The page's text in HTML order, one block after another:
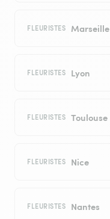
FLEURISTES Marseille
FLEURISTES Lyon
FLEURISTES Toulouse
FLEURISTES Nice
FLEURISTES Nantes